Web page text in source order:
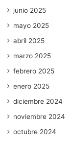
junio 2025
mayo 2025
abril 2025
marzo 2025
febrero 2025
enero 2025
diciembre 2024
noviembre 2024
octubre 2024